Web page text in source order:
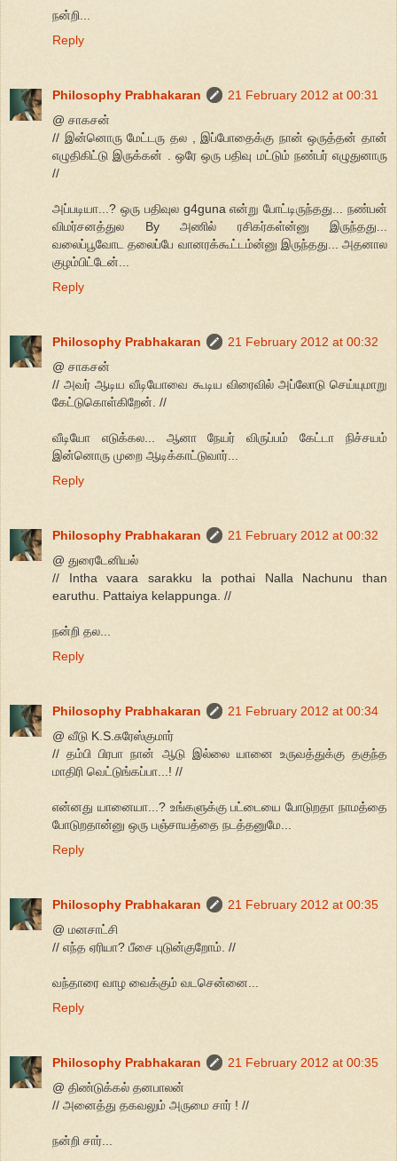
நன்றி...
Reply
Philosophy Prabhakaran
21 February 2012 at 00:31
@ சாகசன்
// இன்னொரு மேட்டரு தல , இப்போதைக்கு நான் ஒருத்தன் தான்
எழுதிகிட்டு இருக்கன் . ஒரே ஒரு பதிவு மட்டும் நண்பர் எழுதுனாரு
//
அப்படியா...? ஒரு பதிவுல g4guna என்று போட்டிருந்தது... நண்பன்
விமர்சனத்துல By அணில் ரசிகர்கள்ன்னு இருந்தது...
வலைப்பூவோட தலைப்பே வானரக்கூட்டம்ன்னு இருந்தது... அதனால
குழம்பிட்டேன்...
Reply
Philosophy Prabhakaran
21 February 2012 at 00:32
@ சாகசன்
// அவர் ஆடிய வீடியோவை கூடிய விரைவில் அப்லோடு செய்யுமாறு
கேட்டுகொள்கிறேன். //
வீடியோ எடுக்கல... ஆனா நேயர் விருப்பம் கேட்டா நிச்சயம்
இன்னொரு முறை ஆடிக்காட்டுவார்...
Reply
Philosophy Prabhakaran
21 February 2012 at 00:32
@ துரைடேனியல்
// Intha vaara sarakku la pothai Nalla Nachunu than
earuthu. Pattaiya kelappunga. //
நன்றி தல...
Reply
Philosophy Prabhakaran
21 February 2012 at 00:34
@ வீடு K.S.சுரேஸ்குமார்
// தம்பி பிரபா நான் ஆடு இல்லை யானை உருவத்துக்கு தகுந்த
மாதிரி வெட்டுங்கப்பா...! //
என்னது யானையா...? உங்களுக்கு பட்டையை போடுறதா நாமத்தை
போடுறதான்னு ஒரு பஞ்சாயத்தை நடத்தனுமே...
Reply
Philosophy Prabhakaran
21 February 2012 at 00:35
@ மனசாட்சி
// எந்த ஏரியா? பீசை புடுன்குறோம். //
வந்தாரை வாழ வைக்கும் வடசென்னை...
Reply
Philosophy Prabhakaran
21 February 2012 at 00:35
@ திண்டுக்கல் தனபாலன்
// அனைத்து தகவலும் அருமை சார் ! //
நன்றி சார்...